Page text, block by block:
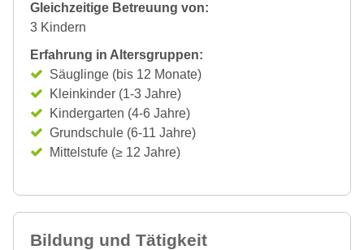
Gleichzeitige Betreuung von:
3 Kindern
Erfahrung in Altersgruppen:
Säuglinge (bis 12 Monate)
Kleinkinder (1-3 Jahre)
Kindergarten (4-6 Jahre)
Grundschule (6-11 Jahre)
Mittelstufe (≥ 12 Jahre)
Bildung und Tätigkeit